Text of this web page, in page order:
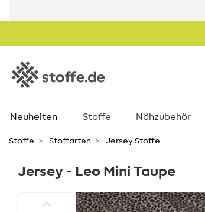
Neuheiten Stoffe Nähzubehör
Stoffe Stoffarten Jersey Stoffe
Jersey - Leo Mini Taupe